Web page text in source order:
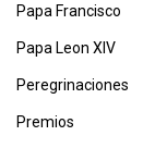
Papa Francisco
Papa Leon XIV
Peregrinaciones
Premios